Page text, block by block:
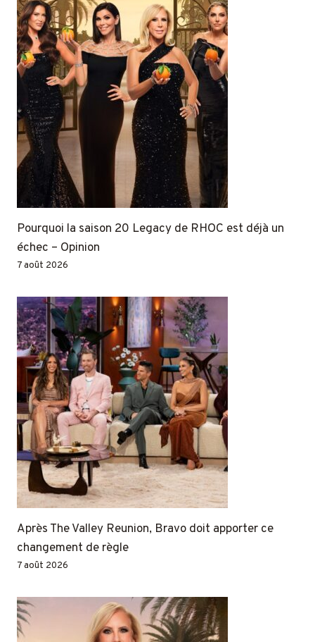
Pourquoi la saison 20 Legacy de RHOC est déjà un
échec – Opinion
7 août 2026
Après The Valley Reunion, Bravo doit apporter ce
changement de règle
7 août 2026